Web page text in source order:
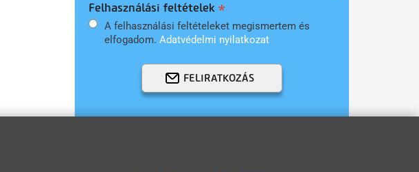
Felhasználási feltételek
A felhasználási feltételeket megismertem és
elfogadom. Adatvédelmi nyilatkozat
FELIRATKOZÁS